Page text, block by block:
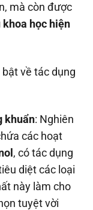
mà còn được
khoa học hiện
về tác dụng
khuẩn: Nghiên
các hoạt
, có tác dụng
diệt các loại
này làm cho
tuyệt vời